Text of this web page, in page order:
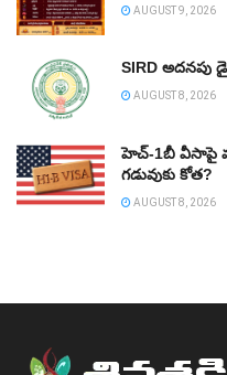
AUGUST 9, 2026
SIRD అదనపు
AUGUST 8, 2026
హెచ్‌-1బీ వీసాపై
గడువుకు కోత?
AUGUST 8, 2026